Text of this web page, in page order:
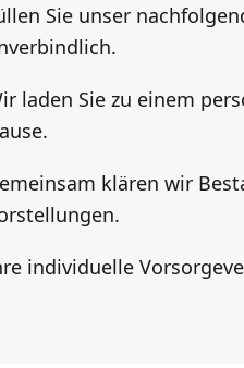
Sie unser
laden Sie zu einem
klären wir
individuelle